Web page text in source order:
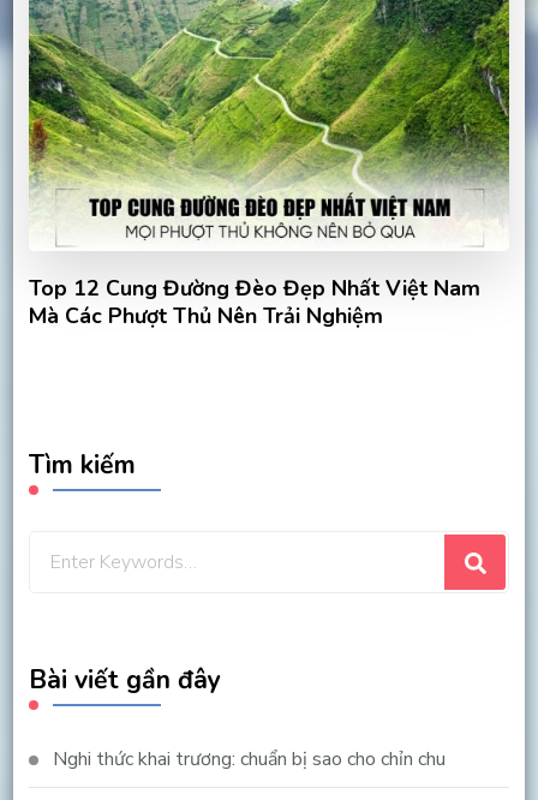
Top 12 Cung Đường Đèo Đẹp Nhất Việt Nam
Mà Các Phượt Thủ Nên Trải Nghiệm
Tìm kiếm
Bài viết gần đây
Nghi thức khai trương: chuẩn bị sao cho chỉn chu